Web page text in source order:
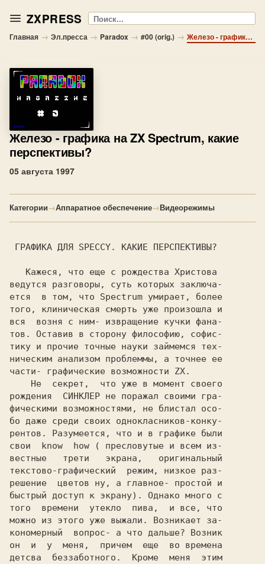
ZXPRESS Поиск
Главная → Эл.пресса → Paradox → #00 (orig.) → Железо - графика на ZX Spectrum, какие перспективы?
Железо - графика на ZX Spectrum, какие
перспективы?
05 августа 1997
Категории→Аппаратное обеспечение→Видеорежимы
ведутся разговоры, суть которых заключа-
ется  в том, что Spectrum умирает, более
того, клиническая смерть уже произошла и
вся  возня с ним- извращение кучки фана-
тов. Оставив в сторону философию, софис-
тику и прочие точные науки займемся тех-
ническим анализом проблеммы, а точнее ее
части- графические возможности ZX.
рождения  СИНКЛЕР не поражал своими гра-
фическими возможностями, не блистал осо-
бо даже среди своих однокласников-конку-
рентов. Разумеется, что и в графике были
свои  know  how ( пресловутые и всем из-
вестные   трети   экрана,   оригинальный
текстово-графический  режим, низкое раз-
решение  цветов ну, а главное- простой и
быстрый доступ к экрану). Однако много с
того  времени  утекло  пива,  и все, что
можно из этого уже выжали. Возникает за-
кономерный  вопрос- а что дальше? Возник
он  и  у  меня,  причем  еще  во времена
детсва  беззаботного.  Кроме  меня  этим